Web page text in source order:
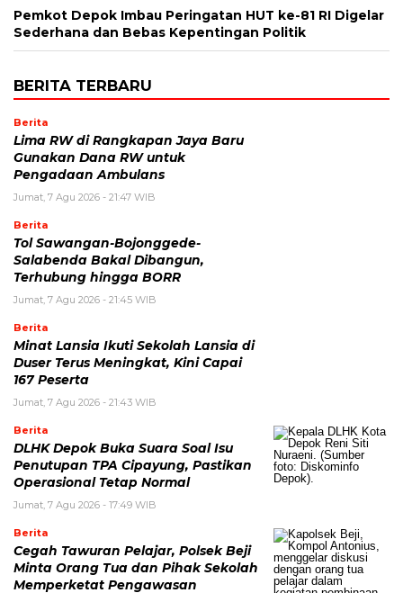
Pemkot Depok Imbau Peringatan HUT ke-81 RI Digelar
Sederhana dan Bebas Kepentingan Politik
BERITA TERBARU
Berita
Lima RW di Rangkapan Jaya Baru
Gunakan Dana RW untuk
Pengadaan Ambulans
Jumat, 7 Agu 2026 - 21:47 WIB
Berita
Tol Sawangan-Bojonggede-
Salabenda Bakal Dibangun,
Terhubung hingga BORR
Jumat, 7 Agu 2026 - 21:45 WIB
Berita
Minat Lansia Ikuti Sekolah Lansia di
Duser Terus Meningkat, Kini Capai
167 Peserta
Jumat, 7 Agu 2026 - 21:43 WIB
Berita
DLHK Depok Buka Suara Soal Isu
Penutupan TPA Cipayung, Pastikan
Operasional Tetap Normal
Jumat, 7 Agu 2026 - 17:49 WIB
Berita
Cegah Tawuran Pelajar, Polsek Beji
Minta Orang Tua dan Pihak Sekolah
Memperketat Pengawasan